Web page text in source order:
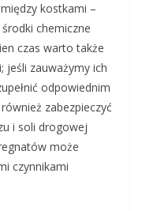
kostkami –
chemiczne
czas warto także
jeśli zauważymy ich
odpowiednim
zabezpieczyć
i soli drogowej
może
czynnikami